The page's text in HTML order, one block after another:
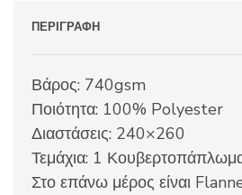
ΠΕΡΙΓΡΑΦΉ
Βάρος: 740gsm
Ποιότητα: 100% Polyester
Διαστάσεις: 240×260
Τεμάχια: 1
Στο επάνω μέρος είναι